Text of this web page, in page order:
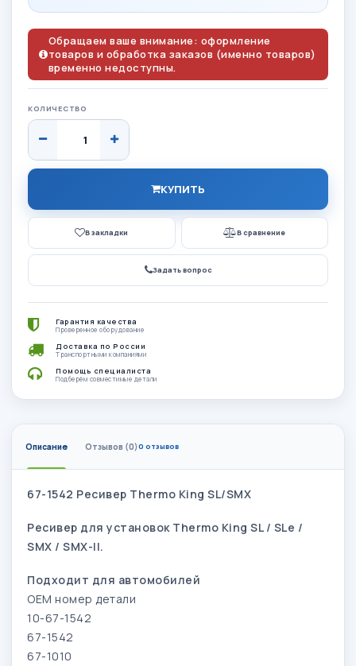
Обращаем ваше внимание: оформление
товаров и обработка заказов (именно товаров)
временно недоступны.
КОЛИЧЕСТВО
КУПИТЬ
В закладки В сравнение
Задать вопрос
Гарантия качества
Проверенное оборудование
Доставка по России
Транспортными компаниями
Помощь специалиста
Подберём совместимые детали
Описание Отзывов (0)0 отзывов
67-1542 Ресивер Thermo King SL/SMX
Ресивер для установок Thermo King SL / SLe /
SMX / SMX-II.
Подходит для автомобилей
OEM номер детали
10-67-1542
67-1542
67-1010